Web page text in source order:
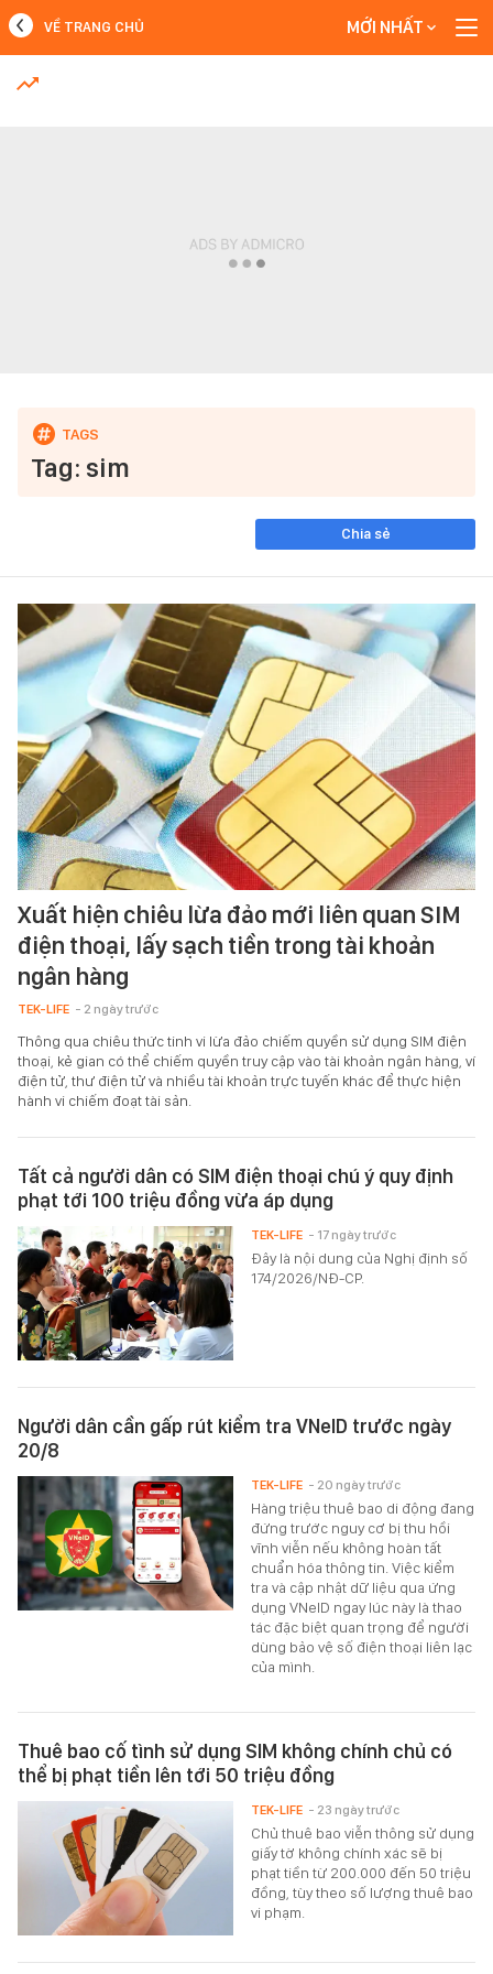
MỚI NHẤT
VỀ TRANG CHỦ MỚI NHẤT
Tag: sim
Chia sẻ
Xuất hiện chiêu lừa đảo mới liên quan SIM
điện thoại, lấy sạch tiền trong tài khoản
ngân hàng
TEK-LIFE - 2 ngày trước
Thông qua chiêu thức tinh vi lừa đảo chiếm quyền sử dụng SIM điện
thoại, kẻ gian có thể chiếm quyền truy cập vào tài khoản ngân hàng, ví
điện tử, thư điện tử và nhiều tài khoản trực tuyến khác để thực hiện
hành vi chiếm đoạt tài sản.
Tất cả người dân có SIM điện thoại chú ý quy định
phạt tới 100 triệu đồng vừa áp dụng
Đây là nội dung của Nghị định số
174/2026/NĐ-CP.
TEK-LIFE - 17 ngày trước
Người dân cần gấp rút kiểm tra VNeID trước ngày
20/8
Hàng triệu thuê bao di động đang
đứng trước nguy cơ bị thu hồi
vĩnh viễn nếu không hoàn tất
chuẩn hóa thông tin. Việc kiểm
tra và cập nhật dữ liệu qua ứng
dụng VNeID ngay lúc này là thao
tác đặc biệt quan trọng để người
dùng bảo vệ số điện thoại liên lạc
của mình.
TEK-LIFE - 20 ngày trước
Thuê bao cố tình sử dụng SIM không chính chủ có
thể bị phạt tiền lên tới 50 triệu đồng
Chủ thuê bao viễn thông sử dụng
giấy tờ không chính xác sẽ bị
phạt tiền từ 200.000 đến 50 triệu
đồng, tùy theo số lượng thuê bao
vi phạm.
TEK-LIFE - 23 ngày trước